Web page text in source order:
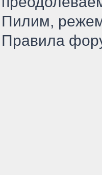
Пилим,
Правила